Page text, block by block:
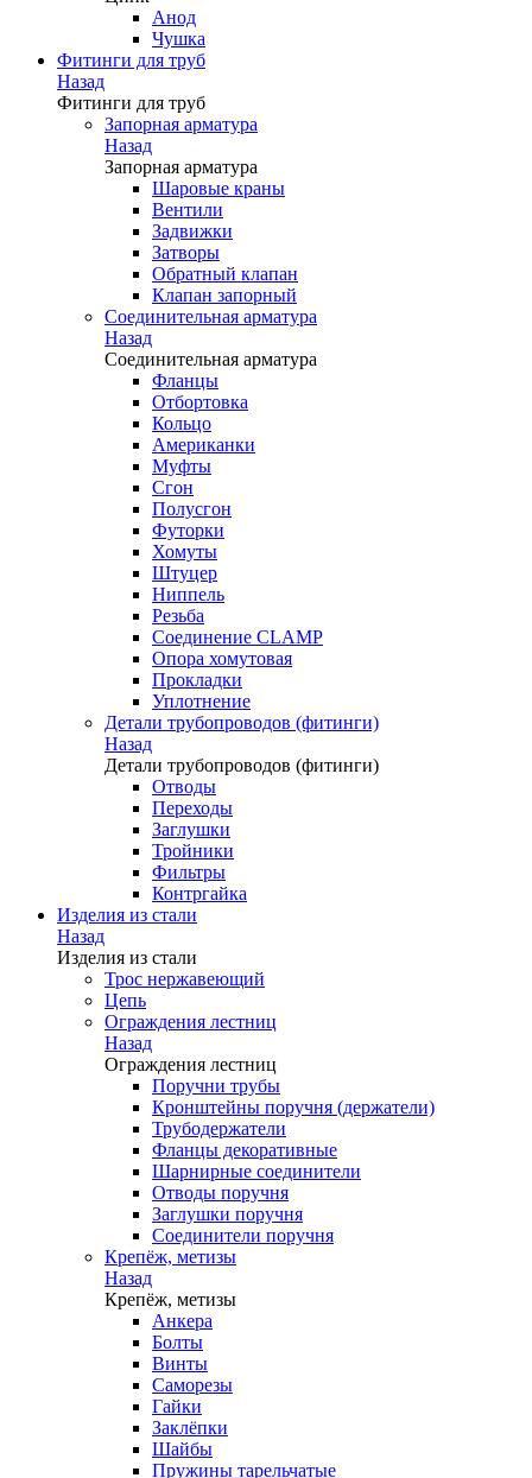
Анод
Чушка
Фитинги для труб
Назад
Фитинги для труб
Запорная арматура
Назад
Запорная арматура
Шаровые краны
Вентили
Задвижки
Затворы
Обратный клапан
Клапан запорный
Соединительная арматура
Назад
Соединительная арматура
Фланцы
Отбортовка
Кольцо
Американки
Муфты
Сгон
Полусгон
Футорки
Хомуты
Штуцер
Ниппель
Резьба
Соединение CLAMP
Опора хомутовая
Прокладки
Уплотнение
Детали трубопроводов (фитинги)
Назад
Детали трубопроводов (фитинги)
Отводы
Переходы
Заглушки
Тройники
Фильтры
Контргайка
Изделия из стали
Назад
Изделия из стали
Трос нержавеющий
Цепь
Ограждения лестниц
Назад
Ограждения лестниц
Поручни трубы
Кронштейны поручня (держатели)
Трубодержатели
Фланцы декоративные
Шарнирные соединители
Отводы поручня
Заглушки поручня
Соединители поручня
Крепёж, метизы
Назад
Крепёж, метизы
Анкера
Болты
Винты
Саморезы
Гайки
Заклёпки
Шайбы
Пружины тарельчатые